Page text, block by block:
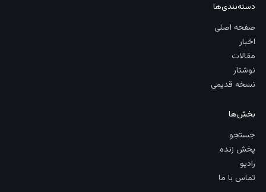
دسته‌بندی‌ها
صفحه اصلی
اخبار
مقالات
نوشتار
نسخه قدیمی
بخش‌ها
جستجو
پخش زنده
رادیو
تماس با ما